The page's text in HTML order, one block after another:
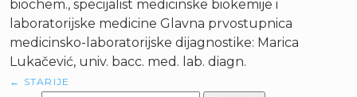
biochem., specijalist medicinske biokemije i
laboratorijske medicine Glavna prvostupnica
medicinsko-laboratorijske dijagnostike: Marica
Lukačević, univ. bacc. med. lab. diagn.
← STARIJE